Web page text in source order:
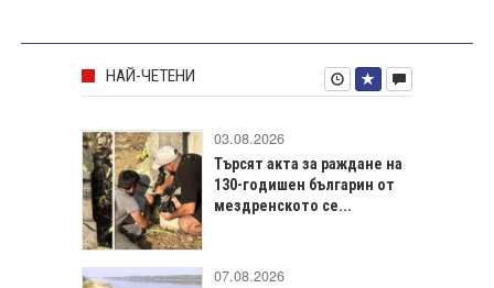
НАЙ-ЧЕТЕНИ
03.08.2026
Търсят акта за раждане на
130-годишен българин от
мездренското се...
07.08.2026